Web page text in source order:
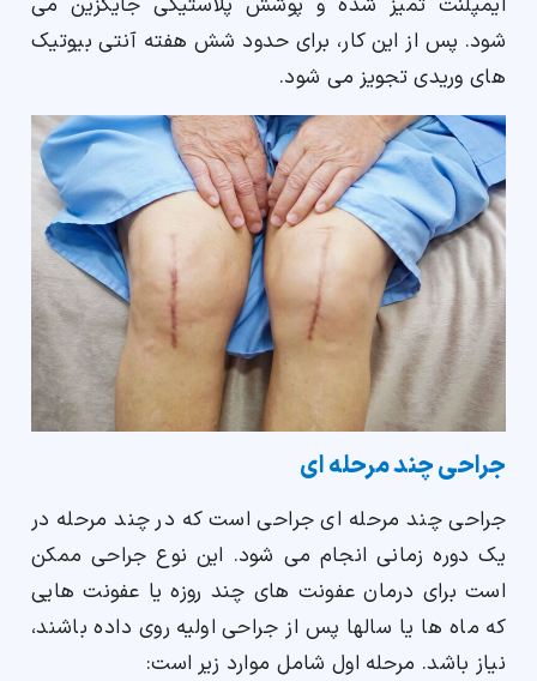
شود. پس از این کار، برای حدود شش هفته آنتی بیوتیک
های وریدی تجویز می شود.
جراحی چند مرحله ای
جراحی چند مرحله ای جراحی است که در چند مرحله در
یک دوره زمانی انجام می شود. این نوع جراحی ممکن
است برای درمان عفونت های چند روزه یا عفونت هایی
که ماه ها یا سالها پس از جراحی اولیه روی داده باشند،
نیاز باشد. مرحله اول شامل موارد زیر است: